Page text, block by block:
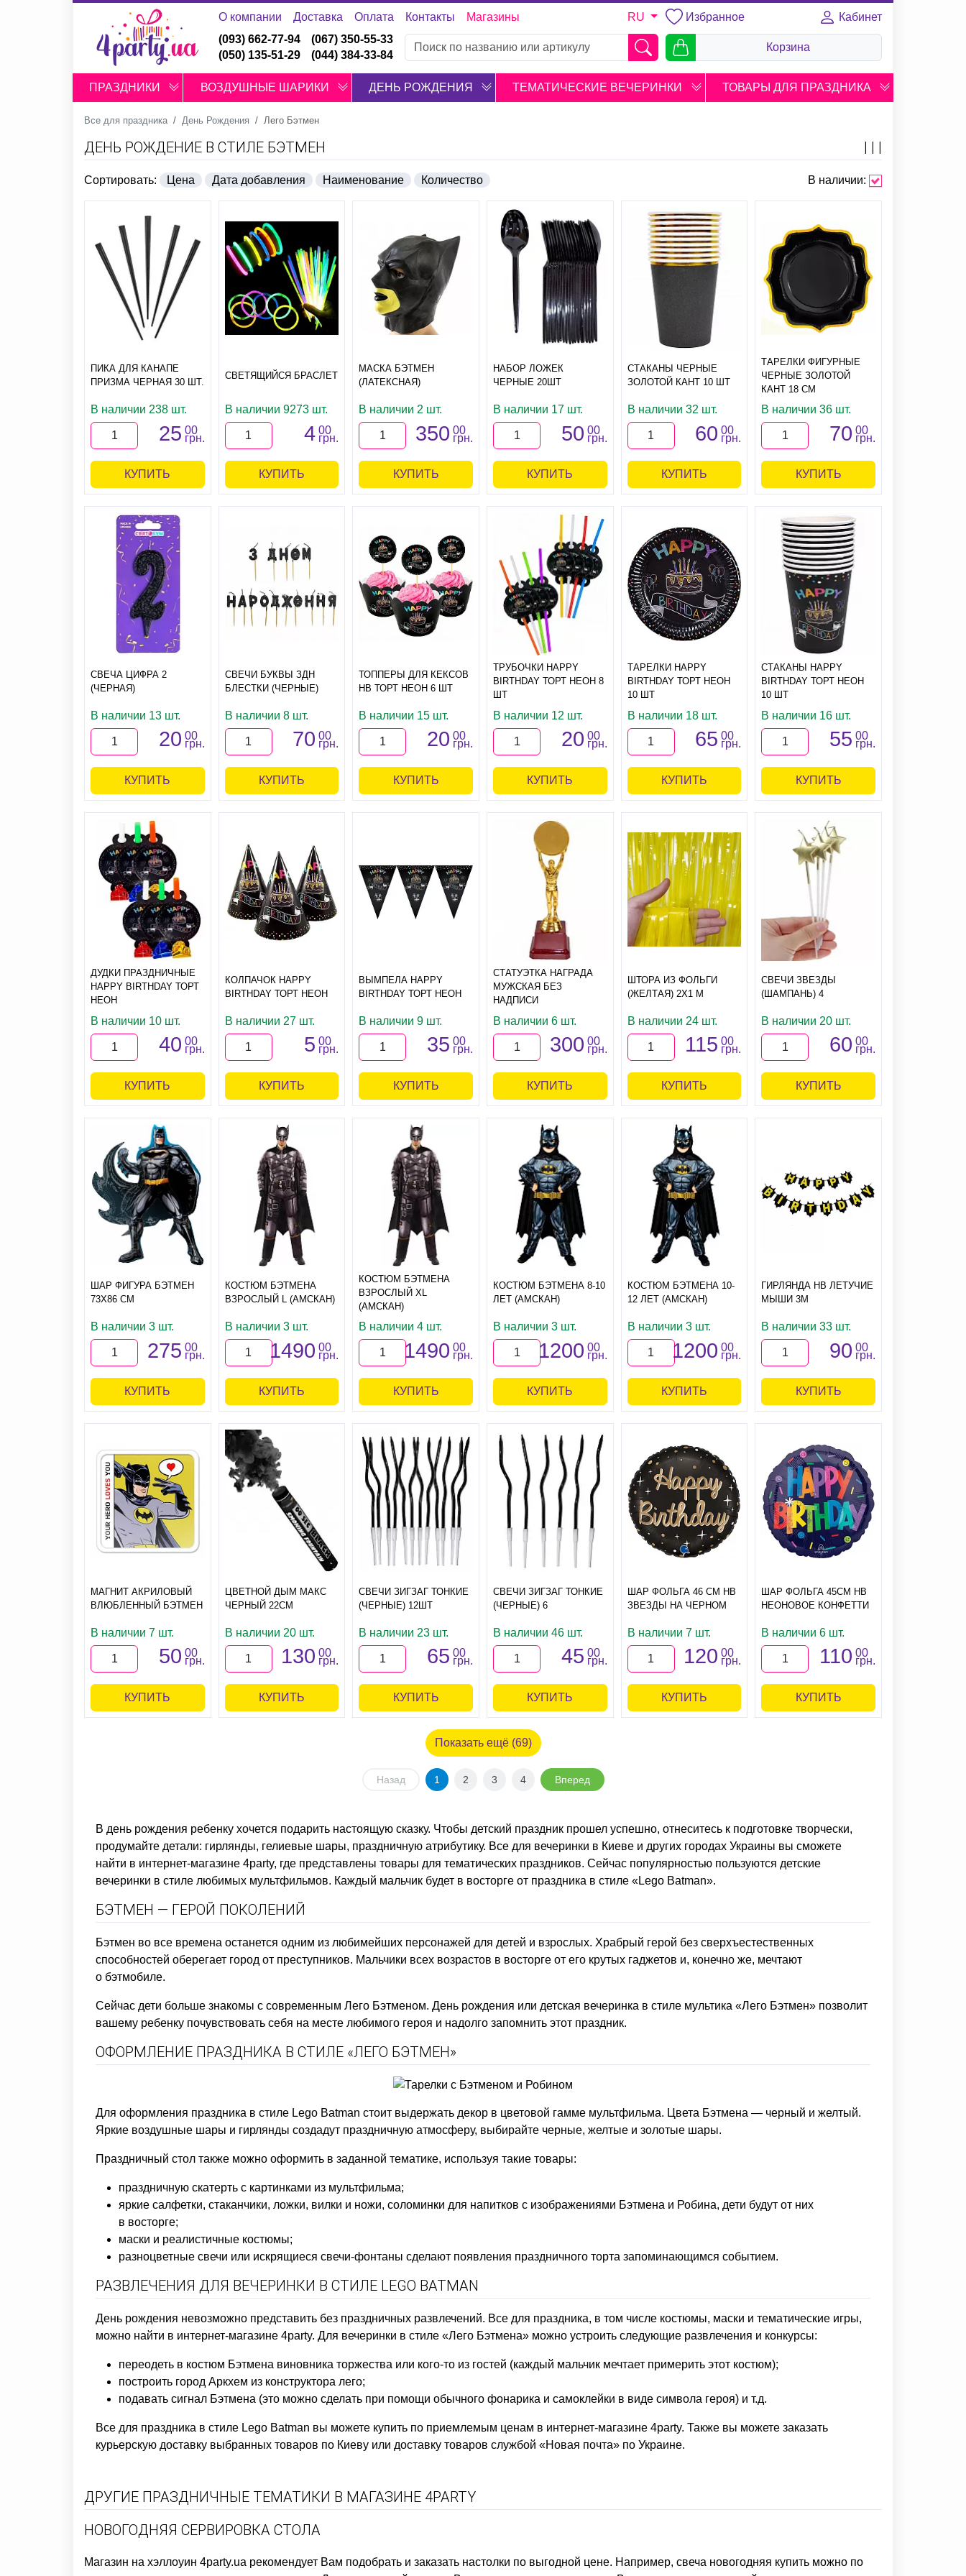
О компании Доставка Оплата Контакты Магазины RU Избранное
Кабинет
(093) 662-77-94
(050) 135-51-29
(067) 350-55-33
(044) 384-33-84
Корзина
ПРАЗДНИКИ ВОЗДУШНЫЕ ШАРИКИ ДЕНЬ РОЖДЕНИЯ ТЕМАТИЧЕСКИЕ ВЕЧЕРИНКИ ТОВАРЫ ДЛЯ ПРАЗДНИКА
Все для праздника День Рождения Лего Бэтмен
ДЕНЬ РОЖДЕНИЕ В СТИЛЕ БЭТМЕН
Сортировать: Цена Дата добавления Наименование Количество В наличии:
ПИКА ДЛЯ КАНАПЕ
ПРИЗМА ЧЕРНАЯ 30 ШТ.
В наличии 238 шт.
25 00
грн.
КУПИТЬ
СВЕТЯЩИЙСЯ БРАСЛЕТ
В наличии 9273 шт.
4 00
грн.
КУПИТЬ
МАСКА БЭТМЕН
(ЛАТЕКСНАЯ)
В наличии 2 шт.
350 00
грн.
КУПИТЬ
НАБОР ЛОЖЕК
ЧЕРНЫЕ 20ШТ
В наличии 17 шт.
50 00
грн.
КУПИТЬ
СТАКАНЫ ЧЕРНЫЕ
ЗОЛОТОЙ КАНТ 10 ШТ
В наличии 32 шт.
60 00
грн.
КУПИТЬ
ТАРЕЛКИ ФИГУРНЫЕ
ЧЕРНЫЕ ЗОЛОТОЙ
КАНТ 18 СМ
В наличии 36 шт.
70 00
грн.
КУПИТЬ
СВЕЧА ЦИФРА 2
(ЧЕРНАЯ)
В наличии 13 шт.
20 00
грн.
КУПИТЬ
СВЕЧИ БУКВЫ ЗДН
БЛЕСТКИ (ЧЕРНЫЕ)
В наличии 8 шт.
70 00
грн.
КУПИТЬ
ТОППЕРЫ ДЛЯ КЕКСОВ
HB ТОРТ НЕОН 6 ШТ
В наличии 15 шт.
20 00
грн.
КУПИТЬ
ТРУБОЧКИ HAPPY
BIRTHDAY ТОРТ НЕОН 8
ШТ
В наличии 12 шт.
20 00
грн.
КУПИТЬ
ТАРЕЛКИ HAPPY
BIRTHDAY ТОРТ НЕОН
10 ШТ
В наличии 18 шт.
65 00
грн.
КУПИТЬ
СТАКАНЫ HAPPY
BIRTHDAY ТОРТ НЕОН
10 ШТ
В наличии 16 шт.
55 00
грн.
КУПИТЬ
ДУДКИ ПРАЗДНИЧНЫЕ
HAPPY BIRTHDAY ТОРТ
НЕОН
В наличии 10 шт.
40 00
грн.
КУПИТЬ
КОЛПАЧОК HAPPY
BIRTHDAY ТОРТ НЕОН
В наличии 27 шт.
5 00
грн.
КУПИТЬ
ВЫМПЕЛА HAPPY
BIRTHDAY ТОРТ НЕОН
В наличии 9 шт.
35 00
грн.
КУПИТЬ
СТАТУЭТКА НАГРАДА
МУЖСКАЯ БЕЗ
НАДПИСИ
В наличии 6 шт.
300 00
грн.
КУПИТЬ
ШТОРА ИЗ ФОЛЬГИ
(ЖЕЛТАЯ) 2Х1 М
В наличии 24 шт.
115 00
грн.
КУПИТЬ
СВЕЧИ ЗВЕЗДЫ
(ШАМПАНЬ) 4
В наличии 20 шт.
60 00
грн.
КУПИТЬ
ШАР ФИГУРА БЭТМЕН
73Х86 СМ
В наличии 3 шт.
275 00
грн.
КУПИТЬ
КОСТЮМ БЭТМЕНА
ВЗРОСЛЫЙ L (АМСКАН)
В наличии 3 шт.
1490 00
грн.
КУПИТЬ
КОСТЮМ БЭТМЕНА
ВЗРОСЛЫЙ XL
(АМСКАН)
В наличии 4 шт.
1490 00
грн.
КУПИТЬ
КОСТЮМ БЭТМЕНА 8-10
ЛЕТ (АМСКАН)
В наличии 3 шт.
1200 00
грн.
КУПИТЬ
КОСТЮМ БЭТМЕНА 10-
12 ЛЕТ (АМСКАН)
В наличии 3 шт.
1200 00
грн.
КУПИТЬ
ГИРЛЯНДА HB ЛЕТУЧИЕ
МЫШИ 3М
В наличии 33 шт.
90 00
грн.
КУПИТЬ
МАГНИТ АКРИЛОВЫЙ
ВЛЮБЛЕННЫЙ БЭТМЕН
В наличии 7 шт.
50 00
грн.
КУПИТЬ
ЦВЕТНОЙ ДЫМ МАКС
ЧЕРНЫЙ 22СМ
В наличии 20 шт.
130 00
грн.
КУПИТЬ
СВЕЧИ ЗИГЗАГ ТОНКИЕ
(ЧЕРНЫЕ) 12ШТ
В наличии 23 шт.
65 00
грн.
КУПИТЬ
СВЕЧИ ЗИГЗАГ ТОНКИЕ
(ЧЕРНЫЕ) 6
В наличии 46 шт.
45 00
грн.
КУПИТЬ
ШАР ФОЛЬГА 46 СМ HB
ЗВЕЗДЫ НА ЧЕРНОМ
В наличии 7 шт.
120 00
грн.
КУПИТЬ
ШАР ФОЛЬГА 45СМ HB
НЕОНОВОЕ КОНФЕТТИ
В наличии 6 шт.
110 00
грн.
КУПИТЬ
Показать ещё (69)
Назад 1 2 3 4 Вперед
В день рождения ребенку хочется подарить настоящую сказку. Чтобы детский праздник прошел успешно, отнеситесь к подготовке творчески,
продумайте детали: гирлянды, гелиевые шары, праздничную атрибутику. Все для вечеринки в Киеве и других городах Украины вы сможете
найти в интернет-магазине 4party, где представлены товары для тематических праздников. Сейчас популярностью пользуются детские
вечеринки в стиле любимых мультфильмов. Каждый мальчик будет в восторге от праздника в стиле «Lego Batman».
БЭТМЕН — ГЕРОЙ ПОКОЛЕНИЙ
Бэтмен во все времена останется одним из любимейших персонажей для детей и взрослых. Храбрый герой без сверхъестественных
способностей оберегает город от преступников. Мальчики всех возрастов в восторге от его крутых гаджетов и, конечно же, мечтают
о бэтмобиле.
Сейчас дети больше знакомы с современным Лего Бэтменом. День рождения или детская вечеринка в стиле мультика «Лего Бэтмен» позволит
вашему ребенку почувствовать себя на месте любимого героя и надолго запомнить этот праздник.
ОФОРМЛЕНИЕ ПРАЗДНИКА В СТИЛЕ «ЛЕГО БЭТМЕН»
Для оформления праздника в стиле Lego Batman стоит выдержать декор в цветовой гамме мультфильма. Цвета Бэтмена — черный и желтый.
Яркие воздушные шары и гирлянды создадут праздничную атмосферу, выбирайте черные, желтые и золотые шары.
Праздничный стол также можно оформить в заданной тематике, используя такие товары:
праздничную скатерть с картинками из мультфильма;
яркие салфетки, стаканчики, ложки, вилки и ножи, соломинки для напитков с изображениями Бэтмена и Робина, дети будут от них
в восторге;
маски и реалистичные костюмы;
разноцветные свечи или искрящиеся свечи-фонтаны сделают появления праздничного торта запоминающимся событием.
РАЗВЛЕЧЕНИЯ ДЛЯ ВЕЧЕРИНКИ В СТИЛЕ LEGO BATMAN
День рождения невозможно представить без праздничных развлечений. Все для праздника, в том числе костюмы, маски и тематические игры,
можно найти в интернет-магазине 4party. Для вечеринки в стиле «Лего Бэтмена» можно устроить следующие развлечения и конкурсы:
переодеть в костюм Бэтмена виновника торжества или кого-то из гостей (каждый мальчик мечтает примерить этот костюм);
построить город Аркхем из конструктора лего;
подавать сигнал Бэтмена (это можно сделать при помощи обычного фонарика и самоклейки в виде символа героя) и т.д.
Все для праздника в стиле Lego Batman вы можете купить по приемлемым ценам в интернет-магазине 4party. Также вы можете заказать
курьерскую доставку выбранных товаров по Киеву или доставку товаров службой «Новая почта» по Украине.
ДРУГИЕ ПРАЗДНИЧНЫЕ ТЕМАТИКИ В МАГАЗИНЕ 4PARTY
НОВОГОДНЯЯ СЕРВИРОВКА СТОЛА
Магазин на хэллоуин 4party.ua рекомендует Вам подобрать и заказать настолки по выгодной цене. Например, свеча новогодняя купить можно по